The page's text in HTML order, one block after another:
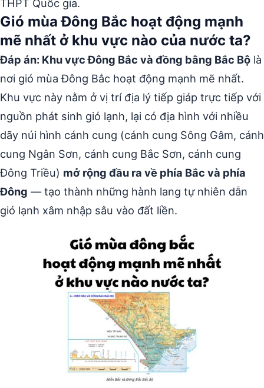
THPT Quốc gia.
Gió mùa Đông Bắc hoạt động mạnh
mẽ nhất ở khu vực nào của nước ta?
Đáp án: Khu vực Đông Bắc và đồng bằng Bắc Bộ là
nơi gió mùa Đông Bắc hoạt động mạnh mẽ nhất.
Khu vực này nằm ở vị trí địa lý tiếp giáp trực tiếp với
nguồn phát sinh gió lạnh, lại có địa hình với nhiều
dãy núi hình cánh cung (cánh cung Sông Gâm, cánh
cung Ngân Sơn, cánh cung Bắc Sơn, cánh cung
Đông Triều) mở rộng đầu ra về phía Bắc và phía
Đông — tạo thành những hành lang tự nhiên dẫn
gió lạnh xâm nhập sâu vào đất liền.